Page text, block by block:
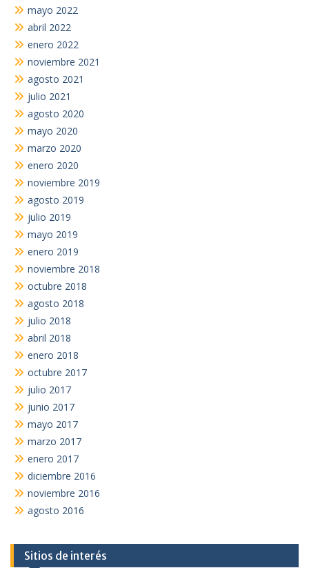
mayo 2022
abril 2022
enero 2022
noviembre 2021
agosto 2021
julio 2021
agosto 2020
mayo 2020
marzo 2020
enero 2020
noviembre 2019
agosto 2019
julio 2019
mayo 2019
enero 2019
noviembre 2018
octubre 2018
agosto 2018
julio 2018
abril 2018
enero 2018
octubre 2017
julio 2017
junio 2017
mayo 2017
marzo 2017
enero 2017
diciembre 2016
noviembre 2016
agosto 2016
Sitios de interés